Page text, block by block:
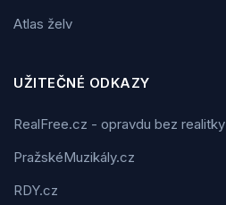
Atlas želv
UŽITEČNÉ ODKAZY
RealFree.cz - opravdu bez realitky
PražskéMuzikály.cz
RDY.cz